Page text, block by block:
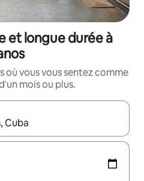
et longue durée à
où vous vous sentez comme
mois ou plus.
utilisez les flèches vers le